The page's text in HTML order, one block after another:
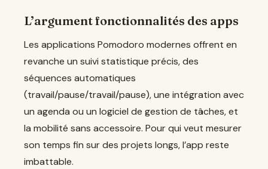
L’argument fonctionnalités des apps
Les applications Pomodoro modernes offrent en
revanche un suivi statistique précis, des
séquences automatiques
(travail/pause/travail/pause), une intégration avec
un agenda ou un logiciel de gestion de tâches, et
la mobilité sans accessoire. Pour qui veut mesurer
son temps fin sur des projets longs, l’app reste
imbattable.